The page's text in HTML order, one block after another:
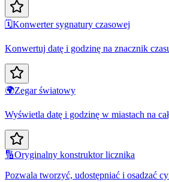
🗓️Konwerter sygnatury czasowej
Konwertuj datę i godzinę na znacznik
🌍Zegar światowy
Wyświetla datę i godzinę w miastach na
🔢Oryginalny konstruktor licznika
Pozwala tworzyć, udostępniać i osadzać